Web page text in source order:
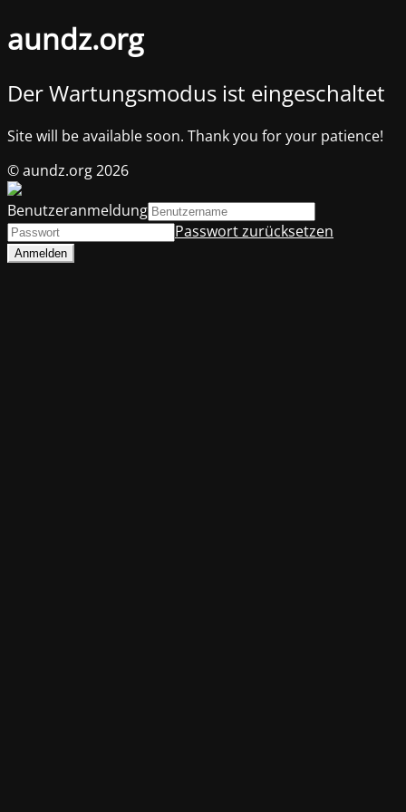
aundz.org
Der Wartungsmodus ist eingeschaltet
Site will be available soon. Thank you for your patience!
© aundz.org 2026
Benutzeranmeldung
Passwort zurücksetzen